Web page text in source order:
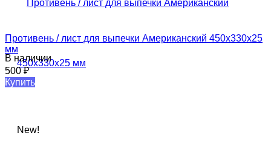
Противень / лист для выпечки Американский 450x330x25
мм
В наличии
500₽
Купить
New!